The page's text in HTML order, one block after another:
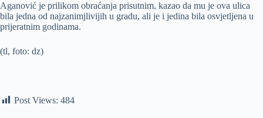
Aganović je prilikom obraćanja prisutnim, kazao da mu je ova ulica
bila jedna od najzanimjlivijih u gradu, ali je i jedina bila osvjetljena u
prijeratnim godinama.
(tl, foto: dz)
Post Views: 484